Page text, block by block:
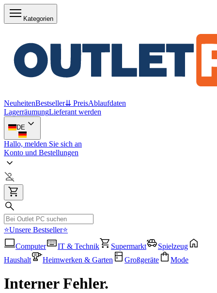
Kategorien
NeuheitenBestseller⇊ PreisAblaufdaten
LagerräumungLieferant werden
DE
Hallo, melden Sie sich an
Konto und Bestellungen
⭐Unsere Bestseller⭐
Computer
IT & Technik Supermarkt
Spielzeug
Haushalt
Heimwerken & Garten Großgeräte Mode
Interner Fehler.